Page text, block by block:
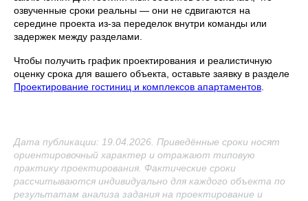
озвученные сроки реальны — они не сдвигаются на
середине проекта из-за переделок внутри команды или
задержек между разделами.
Чтобы получить график проектирования и реалистичную
оценку срока для вашего объекта, оставьте заявку в разделе
Проектирование гостиниц и комплексов апартаментов
Дата публикации: 19.04.2026. Приведённые сроки носят
ориентировочный характер и отражают типовую
практику проектирования. Фактические сроки
рассчитываются индивидуально для каждого объекта по
результатам анализа задания на проектирование и